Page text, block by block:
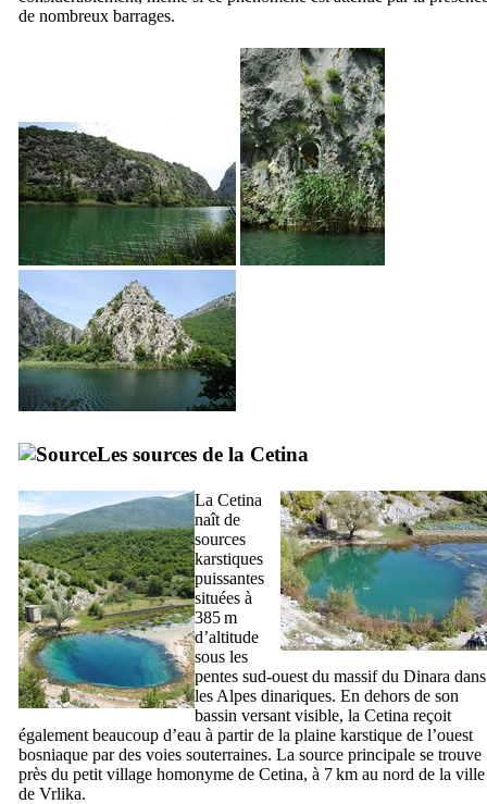
de nombreux barrages.
Les sources de la Cetina
La Cetina
naît de
sources
karstiques
puissantes
situées à
385 m
d’altitude
sous les
pentes sud-ouest du massif du Dinara dans
les Alpes dinariques. En dehors de son
bassin versant visible, la Cetina reçoit
également beaucoup d’eau à partir de la plaine karstique de l’ouest
bosniaque par des voies souterraines. La source principale se trouve
près du petit village homonyme de Cetina, à 7 km au nord de la ville
de Vrlika.